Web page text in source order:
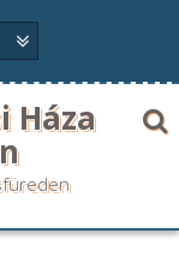
Háza